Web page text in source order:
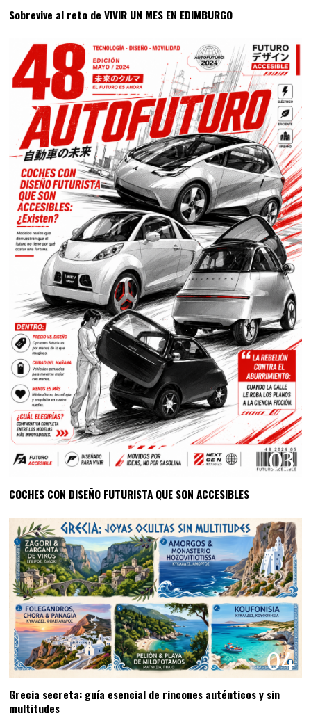
Sobrevive al reto de VIVIR UN MES EN EDIMBURGO
03
COCHES CON DISEÑO FUTURISTA QUE SON ACCESIBLES
04
Grecia secreta: guía esencial de rincones auténticos y sin
multitudes